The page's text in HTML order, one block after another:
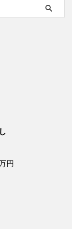
円